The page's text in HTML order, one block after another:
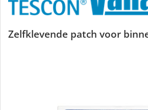
TECON
Zelfklevende patch voor